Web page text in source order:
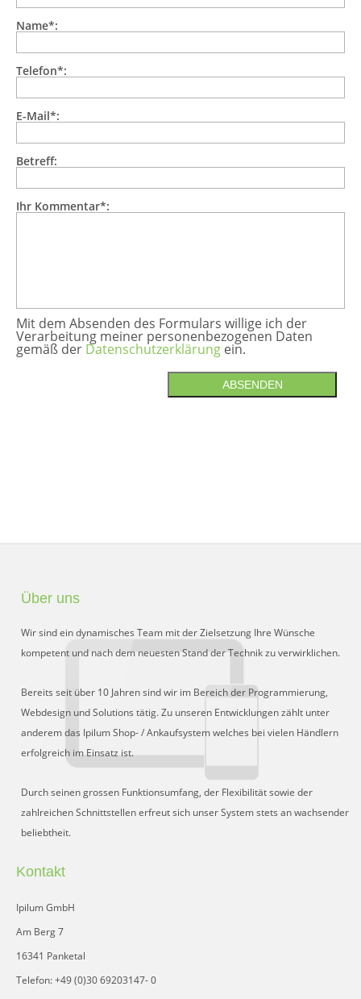
Name*:
Telefon*:
E-Mail*:
Betreff:
Ihr Kommentar*:
Mit dem Absenden des Formulars willige ich der
Verarbeitung meiner personenbezogenen Daten
gemäß der Datenschutzerklärung ein.
ABSENDEN
Über uns
Wir sind ein dynamisches Team mit der Zielsetzung Ihre Wünsche
kompetent und nach dem neuesten Stand der Technik zu verwirklichen.
Bereits seit über 10 Jahren sind wir im Bereich der Programmierung,
Webdesign und Solutions tätig. Zu unseren Entwicklungen zählt unter
anderem das Ipilum Shop- / Ankaufsystem welches bei vielen Händlern
erfolgreich im Einsatz ist.
Durch seinen grossen Funktionsumfang, der Flexibilität sowie der
zahlreichen Schnittstellen erfreut sich unser System stets an wachsender
beliebtheit.
Kontakt
Ipilum GmbH
Am Berg 7
16341 Panketal
Telefon: +49 (0)30 69203147- 0